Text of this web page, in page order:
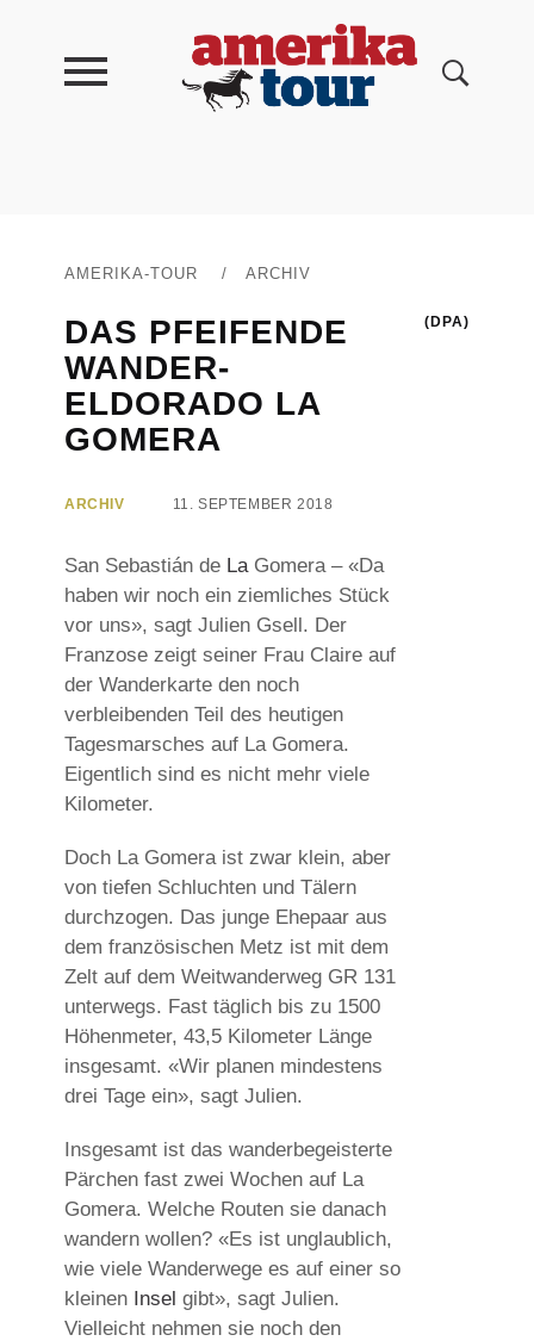
AMERIKA-TOUR / ARCHIV
DAS PFEIFENDE
WANDER-
ELDORADO LA
GOMERA
(DPA)
ARCHIV 11. SEPTEMBER 2018
San Sebastián de LaGomera – «Da
haben wir noch ein ziemliches Stück
vor uns», sagt Julien Gsell. Der
Franzose zeigt seiner Frau Claire auf
der Wanderkarte den noch
verbleibenden Teil des heutigen
Tagesmarsches auf La Gomera.
Eigentlich sind es nicht mehr viele
Kilometer.
Doch La Gomera ist zwar klein, aber
von tiefen Schluchten und Tälern
durchzogen. Das junge Ehepaar aus
dem französischen Metz ist mit dem
Zelt auf dem Weitwanderweg GR 131
unterwegs. Fast täglich bis zu 1500
Höhenmeter, 43,5 Kilometer Länge
insgesamt. «Wir planen mindestens
drei Tage ein», sagt Julien.
Insgesamt ist das wanderbegeisterte
Pärchen fast zwei Wochen auf La
Gomera. Welche Routen sie danach
wandern wollen? «Es ist unglaublich,
wie viele Wanderwege es auf einer so
kleinen Insel gibt», sagt Julien.
Vielleicht nehmen sie noch den